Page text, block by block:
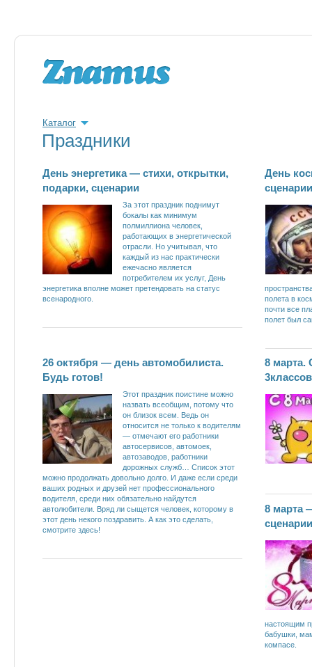
Каталог
Праздники
День энергетика — стихи, открытки,
подарки, сценарии
За этот праздник поднимут
бокалы как минимум
полмиллиона человек,
работающих в энергетической
отрасли. Но учитывая, что
каждый из нас практически
ежечасно является
потребителем их услуг, День
энергетика вполне может претендовать на статус
всенародного.
День
полета в
почти все
полет был
26 октября — день автомобилиста.
Будь готов!
Этот праздник поистине можно
назвать всеобщим, потому что
он близок всем. Ведь он
относится не только к водителям
— отмечают его работники
автосервисов, автомоек,
автозаводов, работники
дорожных служб… Список этот
можно продолжать довольно долго. И даже если среди
ваших родных и друзей нет профессионального
водителя, среди них обязательно найдутся
автолюбители. Вряд ли сыщется человек, которому в
этот день некого поздравить. А как это сделать,
смотрите здесь!
8 марта.
3классов
8 марта
настоящим
бабушки,
компасе.